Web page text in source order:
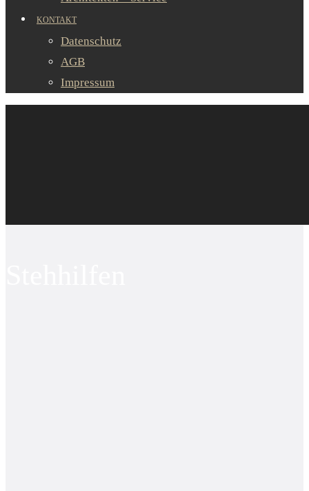
KONTAKT
Datenschutz
AGB
Impressum